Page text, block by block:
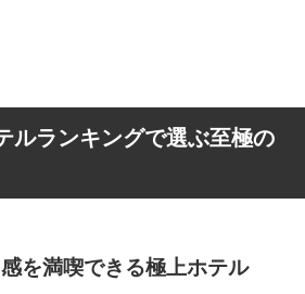
ルランキングで選ぶ至極の
を満喫できる極上ホテル